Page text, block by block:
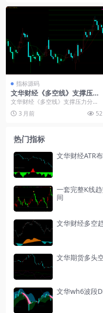
指标源码
文华财经《多空线》支撑压力
分割画线指标源码
文华财经《多空线》支撑压力分割
画线指标源码： NN:=5; MA1:MA(C
LO...3 月前 52
热门指标
文华财经ATR
一套完整K线
间
文华财经多空
文华期货多头
文华wh6波段